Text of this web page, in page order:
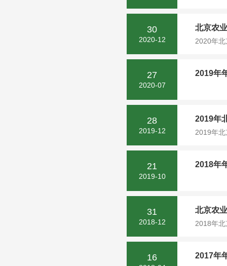
北京农
2020年
30
2020-12
2019年
27
2020-07
2019年
2019年
28
2019-12
2018年
21
2019-10
北京农
2018年
31
2018-12
2017年
16